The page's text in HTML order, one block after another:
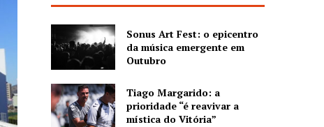
Sonus Art Fest: o epicentro
da música emergente em
Outubro
Tiago Margarido: a
prioridade “é reavivar a
mística do Vitória”